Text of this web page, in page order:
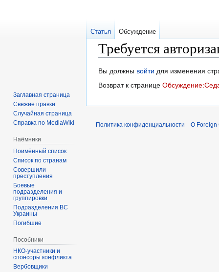
Требуется
Перейти
к
Перейти
к
Вы должны войти для изменения
Возврат к странице
Статья Обсуждение
Заглавная страница
Свежие правки
Случайная страница
Справка по MediaWiki
Наёмники
Поимённый список
Список по странам
Совершили
преступления
Боевые
подразделения и
группировки
Подразделения ВС
Украины
Погибшие
Пособники
спонсоры конфликта
‏‎Вербовщики
Политика конфиденциальности О Foreign